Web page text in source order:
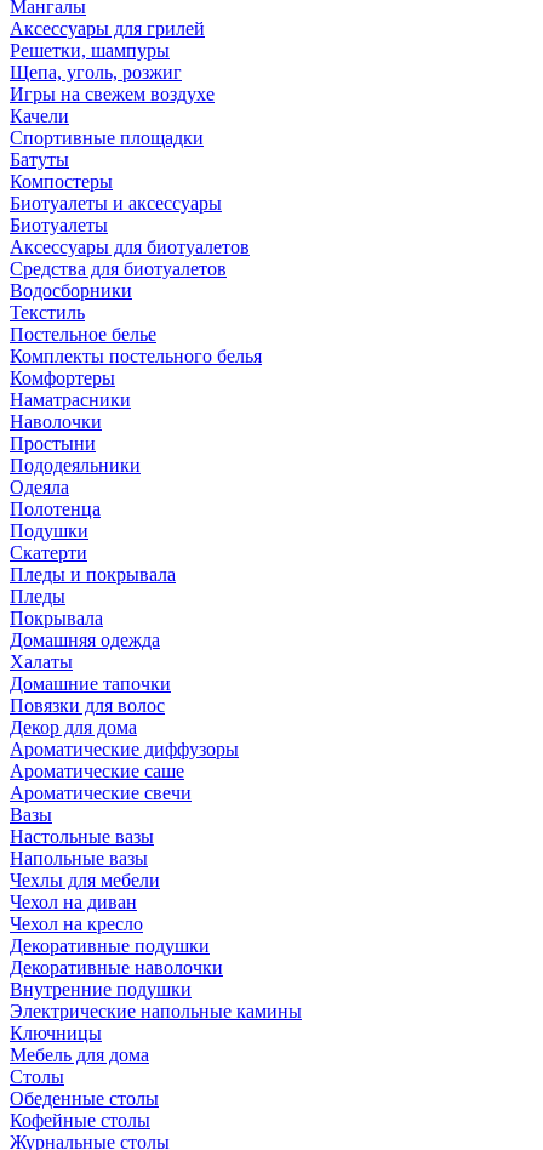
Мангалы
Аксессуары для грилей
Решетки, шампуры
Щепа, уголь, розжиг
Игры на свежем воздухе
Качели
Спортивные площадки
Батуты
Компостеры
Биотуалеты и аксессуары
Биотуалеты
Аксессуары для биотуалетов
Средства для биотуалетов
Водосборники
Текстиль
Постельное белье
Комплекты постельного белья
Комфортеры
Наматрасники
Наволочки
Простыни
Пододеяльники
Одеяла
Полотенца
Подушки
Скатерти
Пледы и покрывала
Пледы
Покрывала
Домашняя одежда
Халаты
Домашние тапочки
Повязки для волос
Декор для дома
Ароматические диффузоры
Ароматические саше
Ароматические свечи
Вазы
Настольные вазы
Напольные вазы
Чехлы для мебели
Чехол на диван
Чехол на кресло
Декоративные подушки
Декоративные наволочки
Внутренние подушки
Электрические напольные камины
Ключницы
Мебель для дома
Столы
Обеденные столы
Кофейные столы
Журнальные столы